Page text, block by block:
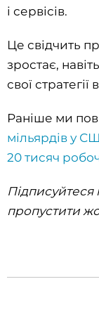
і сервісів.
Це свідчить
зростає,
свої
Раніше ми
мільярдів у
20 тисяч
Підписуйтеся
пропустити